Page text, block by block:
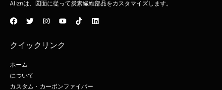
Aliznは、図面に従って炭素繊維部品をカスタマイズします。
クイックリンク
ホーム
について
カスタム・カーボンファイバー